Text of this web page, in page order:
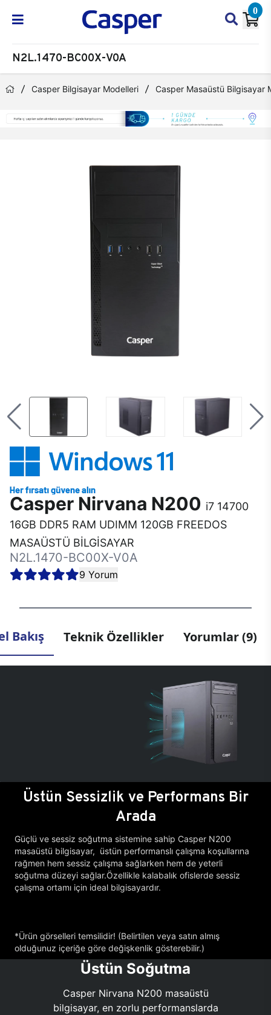
0
N2L.1470-BC00X-V0A
Casper Bilgisayar Modelleri Casper Masaüstü Bilgisayar
Casper Nirvana N200 i7 14700
16GB DDR5 RAM UDIMM 120GB FREEDOS
MASAÜSTÜ BİLGİSAYAR
N2L.1470-BC00X-V0A
9 Yorum
Bakış Teknik Özellikler Yorumlar (9)
Üstün Sessizlik ve Performans Bir
Arada
Güçlü ve sessiz soğutma sistemine sahip Casper N200
masaüstü bilgisayar, üstün performanslı çalışma koşullarına
rağmen hem sessiz çalışma sağlarken hem de yeterli
soğutma düzeyi sağlar.Özellikle kalabalık ofislerde sessiz
çalışma ortamı için ideal bilgisayardır.
*Ürün görselleri temsilidir! (Belirtilen veya satın almış
olduğunuz içeriğe göre değişkenlik gösterebilir.)
Üstün Soğutma
Casper Nirvana N200 masaüstü
bilgisayar, en zorlu performanslarda